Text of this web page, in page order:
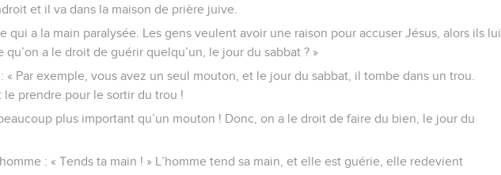
et il va dans la maison de prière juive.
qui a la main paralysée. Les gens veulent avoir une raison pour accuser Jésus, alors ils lui
qu’on a le droit de guérir quelqu’un, le jour du sabbat ? »
« Par exemple, vous avez un seul mouton, et le jour du sabbat, il tombe dans un trou.
le prendre pour le sortir du trou !
plus important qu’un mouton ! Donc, on a le droit de faire du bien, le jour du
: « Tends ta main ! » L’homme tend sa main, et elle est guérie, elle redevient